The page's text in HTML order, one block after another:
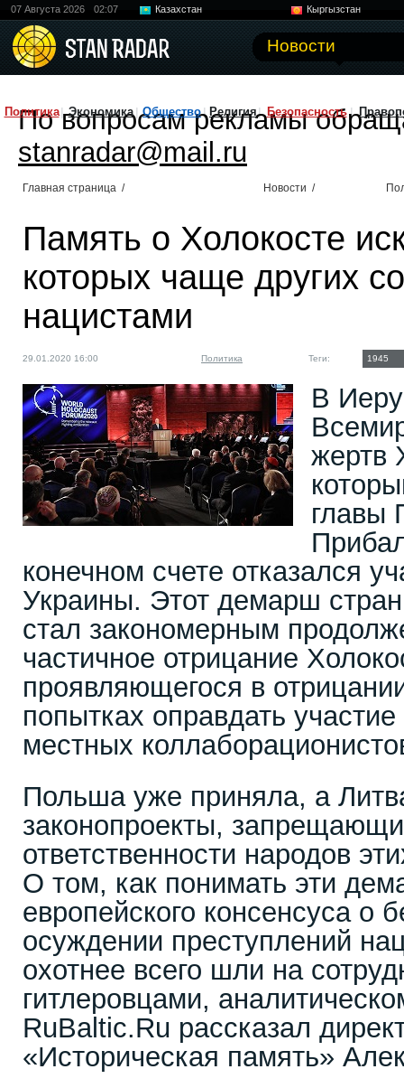
07 Августа 2026 02:07 Казахстан
Кыргызстан
Новости
Политика Экономика Общество Религия Безопасность
По вопросам рекламы
stanradar@mail.ru
Главная страница / Новости /
Память о Холокосте
которых чаще других
нацистами
29.01.2020 16:00 Политика Теги: 1945
В
жертв
главы
конечном счете отказался
Украины. Этот демарш
стал закономерным
частичное отрицание
проявляющегося в
попытках оправдать
местных
Польша уже приняла, а
законопроекты,
ответственности народов
О том, как понимать эти
европейского консенсуса о
осуждении преступлений
охотнее всего шли на
гитлеровцами,
RuBaltic.Ru рассказал
«Историческая память»